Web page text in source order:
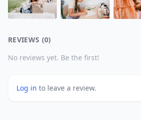
REVIEWS (0)
No reviews yet. Be the first!
Log in to leave a review.